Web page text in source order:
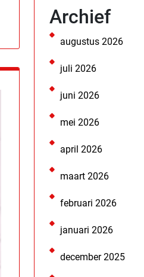
Archief
augustus 2026
juli 2026
juni 2026
mei 2026
april 2026
maart 2026
februari 2026
januari 2026
december 2025